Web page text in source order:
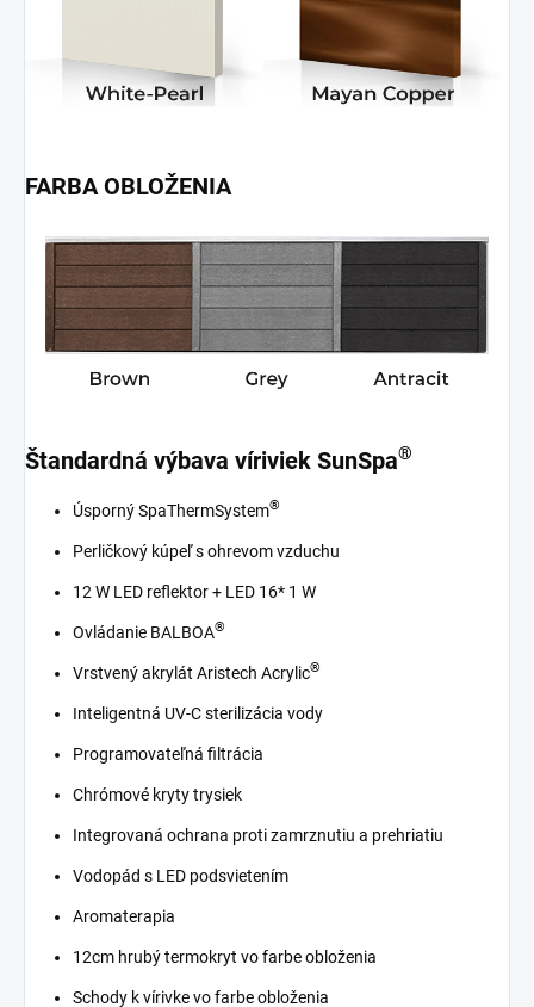
FARBA OBLOŽENIA
Štandardná výbava víriviek SunSpa®
Úsporný SpaThermSystem®
Perličkový kúpeľ s ohrevom vzduchu
12 W LED reflektor + LED 16* 1 W
Ovládanie BALBOA®
Vrstvený akrylát Aristech Acrylic®
Inteligentná UV-C sterilizácia vody
Programovateľná filtrácia
Chrómové kryty trysiek
Integrovaná ochrana proti zamrznutiu a prehriatiu
Vodopád s LED podsvietením
Aromaterapia
12cm hrubý termokryt vo farbe obloženia
Schody k vírivke vo farbe obloženia